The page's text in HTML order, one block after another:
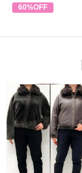
60%OFF